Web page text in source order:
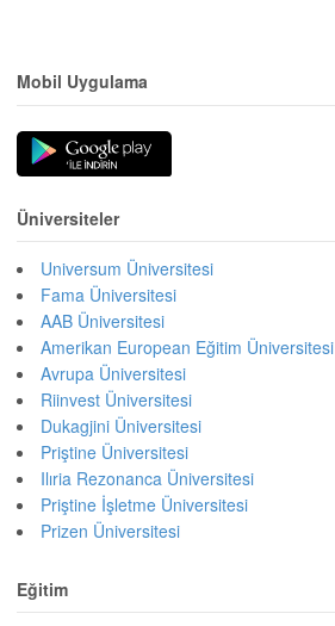
Mobil Uygulama
Üniversiteler
Universum Üniversitesi
Fama Üniversitesi
AAB Üniversitesi
Amerikan European Eğitim Üniversitesi
Avrupa Üniversitesi
Riinvest Üniversitesi
Dukagjini Üniversitesi
Priştine Üniversitesi
Ilıria Rezonanca Üniversitesi
Priştine İşletme Üniversitesi
Prizen Üniversitesi
Eğitim